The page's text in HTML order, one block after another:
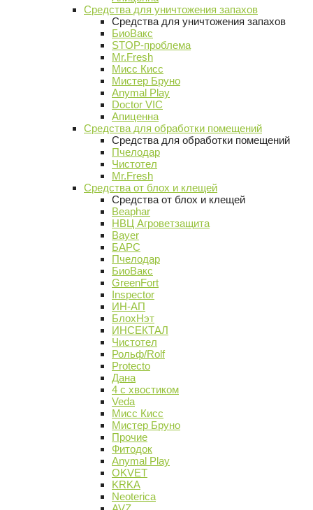
Средства для уничтожения запахов
Средства для уничтожения запахов
БиоВакс
STOP-проблема
Mr.Fresh
Мисс Кисс
Мистер Бруно
Anymal Play
Doctor VIC
Апиценна
Средства для обработки помещений
Средства для обработки помещений
Пчелодар
Чистотел
Mr.Fresh
Средства от блох и клещей
Средства от блох и клещей
Beaphar
НВЦ Агроветзащита
Bayer
БАРС
Пчелодар
БиоВакс
GreenFort
Inspector
ИН-АП
БлохНэт
ИНСЕКТАЛ
Чистотел
Рольф/Rolf
Protecto
Дана
4 с хвостиком
Veda
Мисс Кисс
Мистер Бруно
Прочие
Фитодок
Anymal Play
OKVET
KRKA
Neoterica